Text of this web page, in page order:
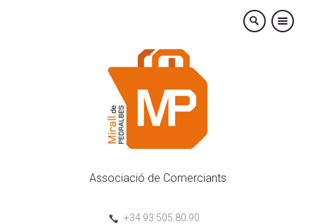
×
Associació de Comerciants
+34 93.505.80.90